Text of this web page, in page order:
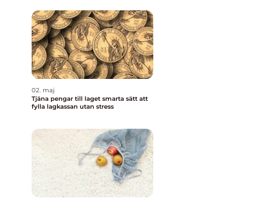
02. maj
Tjäna pengar till laget smarta sätt att
fylla lagkassan utan stress